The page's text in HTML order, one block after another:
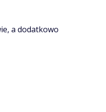
a dodatkowo